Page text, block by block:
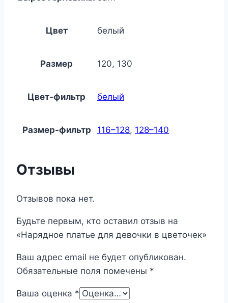
Цвет белый
Размер 120, 130
Цвет-фильтр белый
Размер-фильтр 116–128, 128–140
Отзывы
Отзывов пока нет.
Будьте первым, кто оставил отзыв на
«Нарядное платье для девочки в цветочек»
Ваш адрес email не будет опубликован.
Обязательные поля помечены *
Ваша оценка *